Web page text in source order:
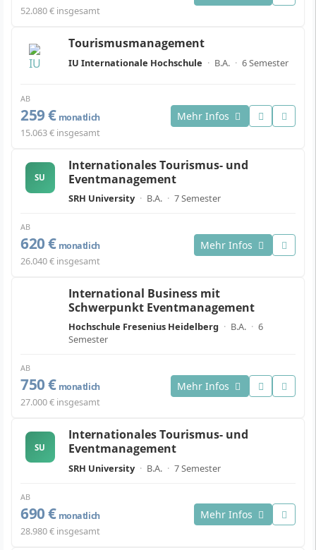
52.080 € insgesamt
Tourismusmanagement
IU Internationale Hochschule · B.A. · 6 Semester
AB
259 € monatlich
15.063 € insgesamt
Mehr Infos
SU
Internationales Tourismus- und
Eventmanagement
SRH University · B.A. · 7 Semester
AB
620 € monatlich
26.040 € insgesamt
Mehr Infos
International Business mit
Schwerpunkt Eventmanagement
Hochschule Fresenius Heidelberg · B.A. · 6
Semester
AB
750 € monatlich
27.000 € insgesamt
Mehr Infos
SU
Internationales Tourismus- und
Eventmanagement
SRH University · B.A. · 7 Semester
AB
690 € monatlich
28.980 € insgesamt
Mehr Infos